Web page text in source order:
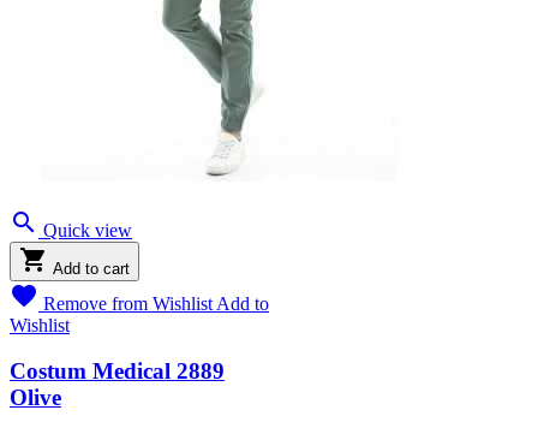
 Quick view
 Add to cart
 Remove from Wishlist Add to
Wishlist
Costum Medical 2889
Olive